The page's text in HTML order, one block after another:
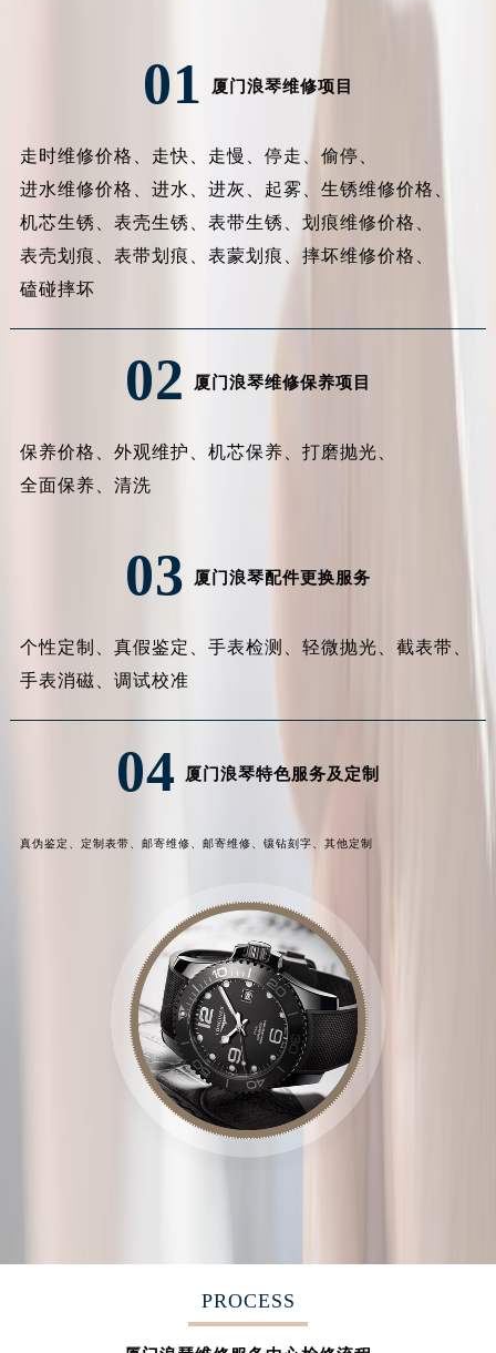
01 厦门浪琴维修项目
走时维修价格、 走快、 走慢、 停走、 偷停、
进水维修价格、 进水、 进灰、 起雾、 生锈维修价格、
机芯生锈、 表壳生锈、 表带生锈、 划痕维修价格、
表壳划痕、 表带划痕、 表蒙划痕、 摔坏维修价格、
磕碰摔坏
02 厦门浪琴维修保养项目
保养价格、 外观维护、 机芯保养、 打磨抛光、
全面保养、 清洗
03 厦门浪琴配件更换服务
个性定制、 真假鉴定、 手表检测、 轻微抛光、 截表带、
手表消磁、 调试校准
04 厦门浪琴特色服务及定制
真伪鉴定、 定制表带、 邮寄维修、 邮寄维修、 镶钻刻字、 其他定制
PROCESS